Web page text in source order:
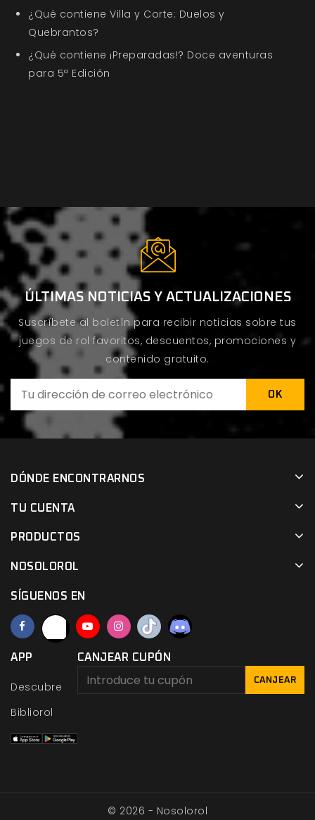
¿Qué contiene Villa y Corte: Duelos y
Quebrantos?
¿Qué contiene ¡Preparadas!? Doce aventuras
para 5ª Edición
ÚLTIMAS NOTICIAS Y ACTUALIZACIONES
Suscríbete al boletín para recibir noticias sobre tus
juegos de rol favoritos, descuentos, promociones y
contenido gratuito.
DÓNDE ENCONTRARNOS
TU CUENTA
PRODUCTOS
NOSOLOROL
SÍGUENOS EN
APP
Descubre
Bibliorol
CANJEAR CUPÓN
CANJEAR
© 2026 - Nosolorol